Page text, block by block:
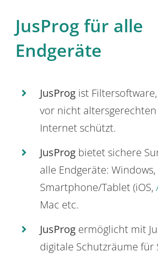
JusProg für alle
Endgeräte
JusProg ist
vor nicht
Internet schützt.
JusProg bietet sichere
alle Endgeräte: Windows,
Smartphone/Tablet (iOS,
Mac etc.
JusProg ermöglicht mit
digitale Schutzräume für